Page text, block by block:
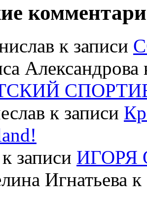
к записи
Александрова
к записи
к записи ИГОРЯ
Игнатьева к